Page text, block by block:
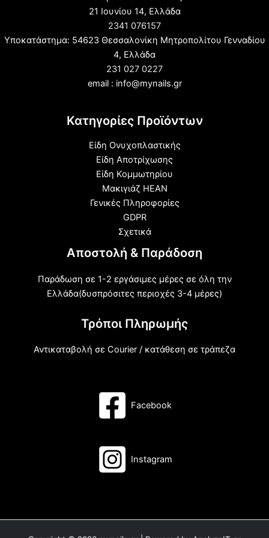
21 Ιουνίου 14, Ελλάδα
2341 076157
Υποκατάστημα: 54623 Θεσσαλονίκη Μητροπολίτου Γενναδίου
4, Ελλάδα
231 027 0227
email : info@mynails.gr
Κατηγορίες Προϊόντων
Είδη Ονυχοπλαστικής
Είδη Αποτρίχωσης
Είδη Κομμωτηρίου
Μακιγιάζ HEAN
Γενικές Πληροφορίες
GDPR
Σχετικά
Αποστολή & Παράδοση
Παράδωση σε 1-2 εργάσιμες μέρες σε όλη την
Ελλάδα(δυσπρόσιτες περιοχές 3-4 μέρες)
Τρόποι Πληρωμής
Αντικαταβολή σε Courier / κατάθεση σε τράπεζα
Facebook
Instagram